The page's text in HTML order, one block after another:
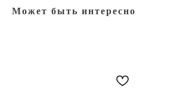
Может быть интересно